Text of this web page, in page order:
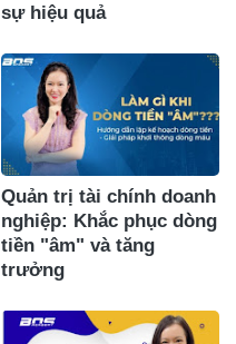
sự hiệu quả
Quản trị tài chính doanh
nghiệp: Khắc phục dòng
tiền "âm" và tăng
trưởng